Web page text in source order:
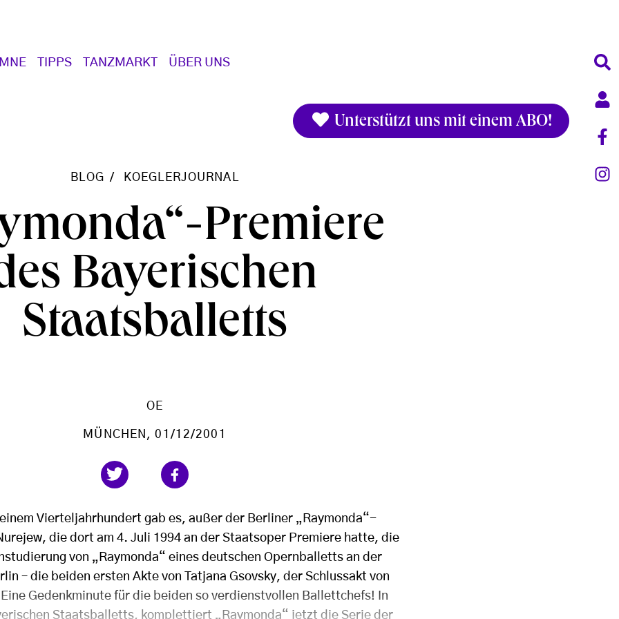
TIPPS TANZMARKT ÜBER UNS
Unterstützt uns mit einem ABO!
BLOG KOEGLERJOURNAL
Premiere
Bayerischen
Staatsballetts
OE
MÜNCHEN , 01/12/2001
Vierteljahrhundert gab es, außer der Berliner „Raymonda“-
die dort am 4. Juli 1994 an der Staatsoper Premiere hatte, die
von „Raymonda“ eines deutschen Opernballetts an der
– die beiden ersten Akte von Tatjana Gsovsky, der Schlussakt von
Gedenkminute für die beiden so verdienstvollen Ballettchefs! In
Staatsballetts, komplettiert „Raymonda“ jetzt die Serie der